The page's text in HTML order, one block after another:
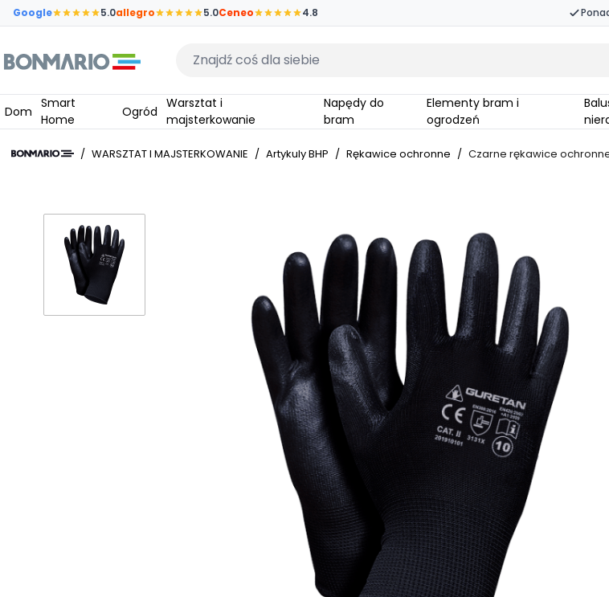
Przejdź do głównej zawartości strony
Google 5.0allegro 5.0Ceneo 4.8
Wpisz czego szukasz
Dom
Smart
Home
Ogród
Warsztat i
majsterkowanie
Napędy do
bram
Elementy bram i
ogrodzeń
Balustrady
/ WARSZTAT I MAJSTERKOWANIE / Artykuly BHP / Rękawice ochronne / Czarne rękawice